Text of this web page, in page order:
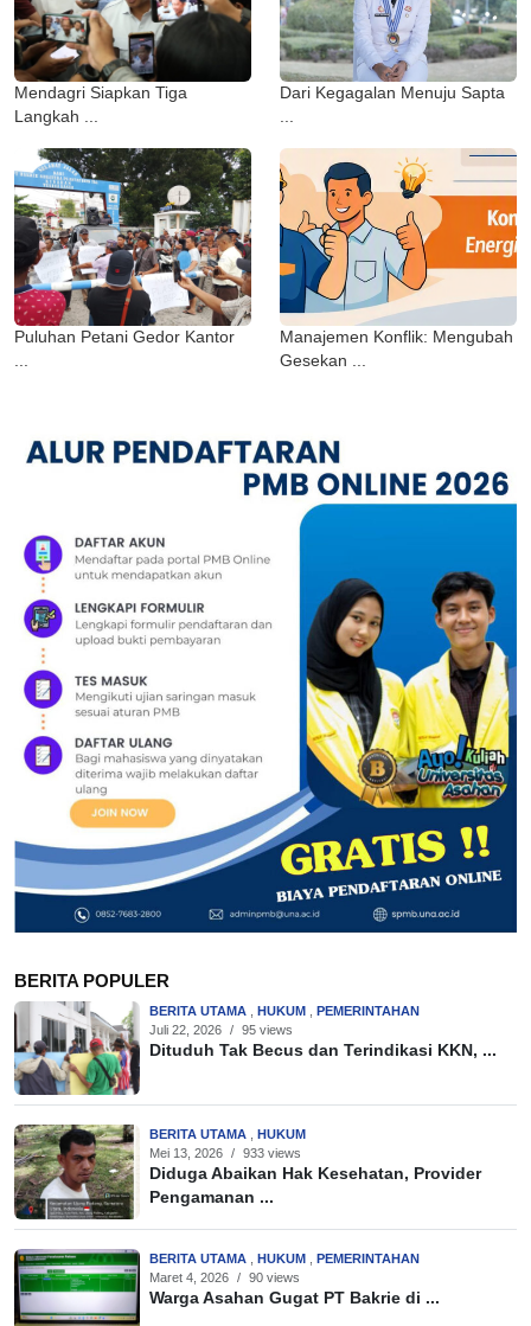
Mendagri Siapkan Tiga
Langkah ...
Dari Kegagalan Menuju Sapta
Puluhan Petani Gedor Kantor
Manajemen Konflik: Mengubah
Gesekan ...
BERITA POPULER
BERITA UTAMA HUKUM
PEMERINTAHAN
Juli 22, 2026 / 95 views
Dituduh Tak Becus dan Terindikasi KKN, ...
BERITA UTAMA
HUKUM
Mei 13, 2026 / 933 views
Diduga Abaikan Hak Kesehatan, Provider
Pengamanan ...
BERITA UTAMA HUKUM
PEMERINTAHAN
Maret 4, 2026 / 90 views
Warga Asahan Gugat PT Bakrie di ...